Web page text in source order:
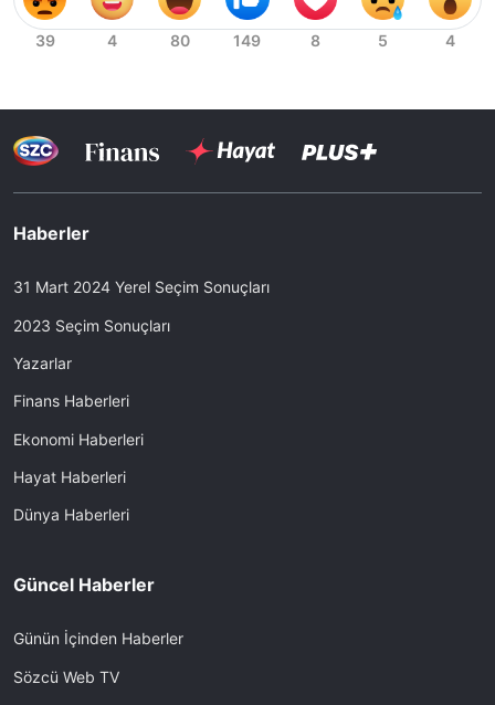
Haberler
31 Mart 2024 Yerel Seçim Sonuçları
2023 Seçim Sonuçları
Yazarlar
Finans Haberleri
Ekonomi Haberleri
Hayat Haberleri
Dünya Haberleri
Güncel Haberler
Günün İçinden Haberler
Sözcü Web TV